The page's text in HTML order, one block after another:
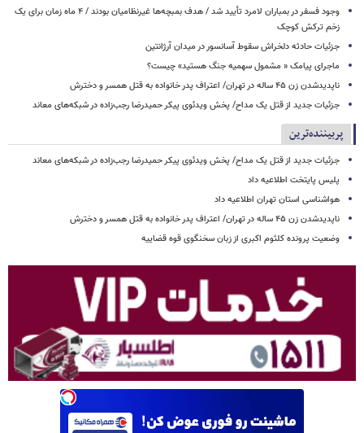
وجود فسفر در بمباران لامرد تأیید شد / هدف بمبچه‌ها غیرنظامیان بودند / ۴ ماه زمان برای یک
زخم ترکش کوچک
جزئیات حادثه دلخراش سقوط آسانسور در میدان آرژانتین
ماجرای پیامک « مشمول سهمیه جنگ هستید» چیست؟
ناپدیدشدن زن ۴۵ ساله در تهران/ اعتراف پدر خانواده به قتل همسر و دخترش
جزئیات جدید از قتل یک مداح/ پخش ویدئوی پیکر حمیدرضا رجب‌زاده در شبکه‌های معاند
پربیننده‌ترین
جزئیات جدید از قتل یک مداح/ پخش ویدئوی پیکر حمیدرضا رجب‌زاده در شبکه‌های معاند
پلیس پایتخت اطلاعیه داد
هواشناسی استان تهران اطلاعیه داد
ناپدیدشدن زن ۴۵ ساله در تهران/ اعتراف پدر خانواده به قتل همسر و دخترش
وضعیت پرونده کلثوم اکبری از زبان سخنگوی قوه قضاییه